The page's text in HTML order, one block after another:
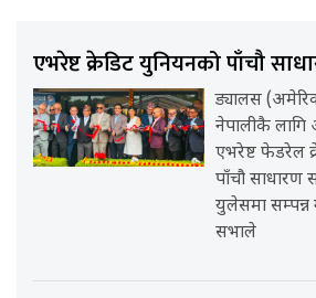
एभरेष्ट क्रेडिट युनियनको पाँचौ
ड्यालस
नेपालीकै लागि
एभरेष्ट फेडरेल
पाँचौ साधारण
युलेसमा सम्पन्न
सभाले